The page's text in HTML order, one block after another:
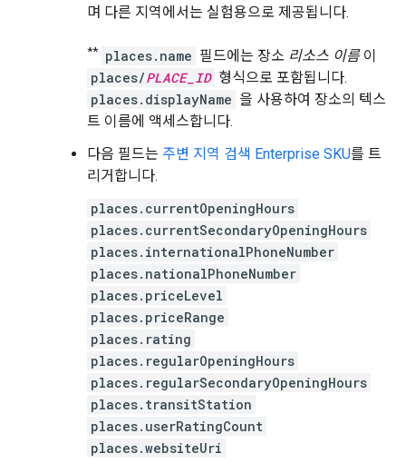
며 다른 지역에서는 실험용으로 제공됩니다.
** places.name 필드에는 장소 리소스 이름이
places/PLACE_ID 형식으로 포함됩니다.
places.displayName 을 사용하여 장소의 텍스
트 이름에 액세스합니다.
다음 필드는 주변 지역 검색 Enterprise SKU를 트
리거합니다.
places.currentOpeningHours
places.currentSecondaryOpeningHours
places.internationalPhoneNumber
places.nationalPhoneNumber
places.priceLevel
places.priceRange
places.rating
places.regularOpeningHours
places.regularSecondaryOpeningHours
places.transitStation
places.userRatingCount
places.websiteUri